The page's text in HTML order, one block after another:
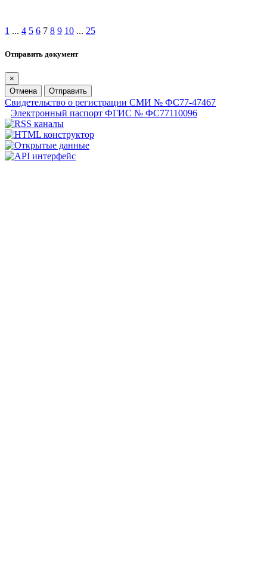
1 ... 4 5 6 7 8 9 10 ... 25
Отправить документ
×
Отмена
Отправить
Свидетельство о регистрации СМИ № ФС77-47467
Электронный паспорт ФГИС № ФС77110096